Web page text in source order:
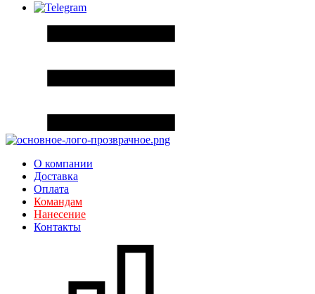
О компании
Доставка
Оплата
Командам
Нанесение
Контакты